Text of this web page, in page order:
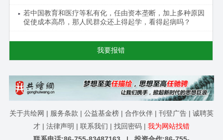
若中国教育和医疗等私有化，任由资本垄断，加上多种原因
促使成本高昂，那人民群众还上得起学，看得起病吗？
我要报错
关于共绘网 | 服务条款 | 公益基金榜 | 合作伙伴 | 刊登广告 | 诚聘英
才 | 法律声明 | 联系我们 | 找回密码 | 我为网站找错